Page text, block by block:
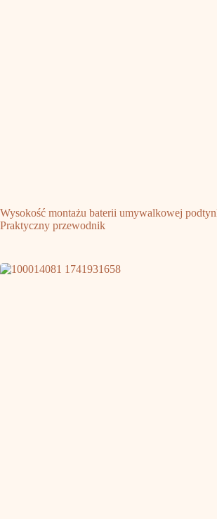
Wysokość montażu baterii umywalkowej
Praktyczny przewodnik